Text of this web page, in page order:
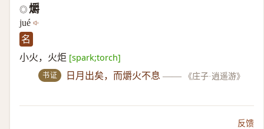
◎ 爝
jué
名
小火，火炬 [spark;torch]
书证 日月出矣，而爝火不息 —— 《庄子·逍遥游》
反馈